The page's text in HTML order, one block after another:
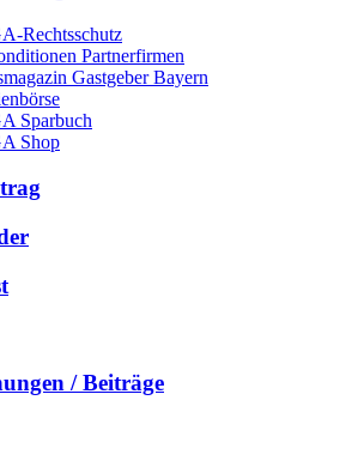
Rechtsschutz
Partnerfirmen
Gastgeber Bayern
Sparbuch
Shop
/ Beiträge